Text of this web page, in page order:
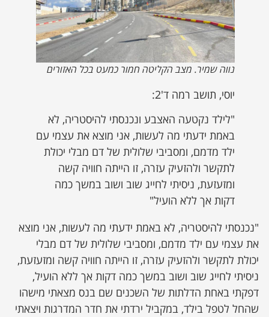
נווה שמיר. מצב הקליטה חמור כמעט בכל האזורים
יוסי, תושב רמה ד'2:
"לילד נקטעה האצבע ונכנסתי להיסטריה, לא
באמת ידעתי מה לעשות, אני מוצא את עצמי עם
ילד מדמם, ומסביבי שלולית של דם מבלי יכולת
לתקשר ולהזעיק עזרה, זו הייתה חוויה קשה
ומזעזעת, ניסיתי לחייג שוב ושוב במשך כמה
דקות אך ללא הועיל"
"נכנסתי להיסטריה, לא באמת ידעתי מה לעשות, אני מוצא
את עצמי עם ילד מדמם, ומסביבי שלולית של דם מבלי
יכולת לתקשר ולהזעיק עזרה, זו הייתה חוויה קשה ומזעזעת,
ניסיתי לחייג שוב ושוב במשך כמה דקות אך ללא הועיל,
דפקתי באחת הדלתות של השכנים שם בנס מצאתי מישהו
שהחל לטפל בילד, במקביל ירדתי את חדר המדרגות ויצאתי